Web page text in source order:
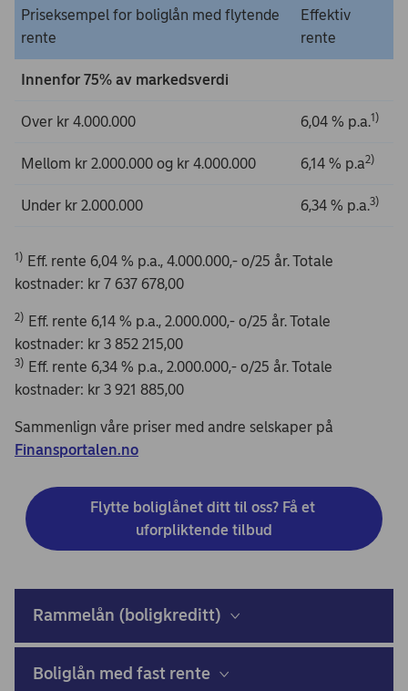
Priseksempel for boliglån med flytende
rente
Effektiv
rente
Innenfor 75% av markedsverdi
Over kr 4.000.000 6,04 % p.a.1)
Mellom kr 2.000.000 og kr 4.000.000 6,14 % p.a2)
Under kr 2.000.000 6,34 % p.a.3)
1) Eff. rente 6,04 % p.a., 4.000.000,- o/25 år. Totale
kostnader: kr 7 637 678,00
2) Eff. rente 6,14 % p.a., 2.000.000,- o/25 år. Totale
kostnader: kr 3 852 215,00
3) Eff. rente 6,34 % p.a., 2.000.000,- o/25 år. Totale
kostnader: kr 3 921 885,00
Sammenlign våre priser med andre selskaper på
Finansportalen.no
Flytte boliglånet ditt til oss? Få et
uforpliktende tilbud
Rammelån (boligkreditt)
Boliglån med fast rente